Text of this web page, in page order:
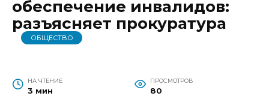
обеспечение инвалидов:
разъясняет прокуратура
ОБЩЕСТВО
НА ЧТЕНИЕ
3 мин
ПРОСМОТРОВ
80